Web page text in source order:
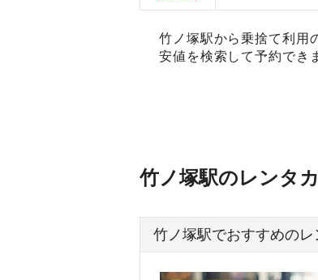
竹ノ塚駅から乗捨て利用
安値を検索して予約でき
竹ノ塚駅のレンタ
竹ノ塚駅でおすすめの